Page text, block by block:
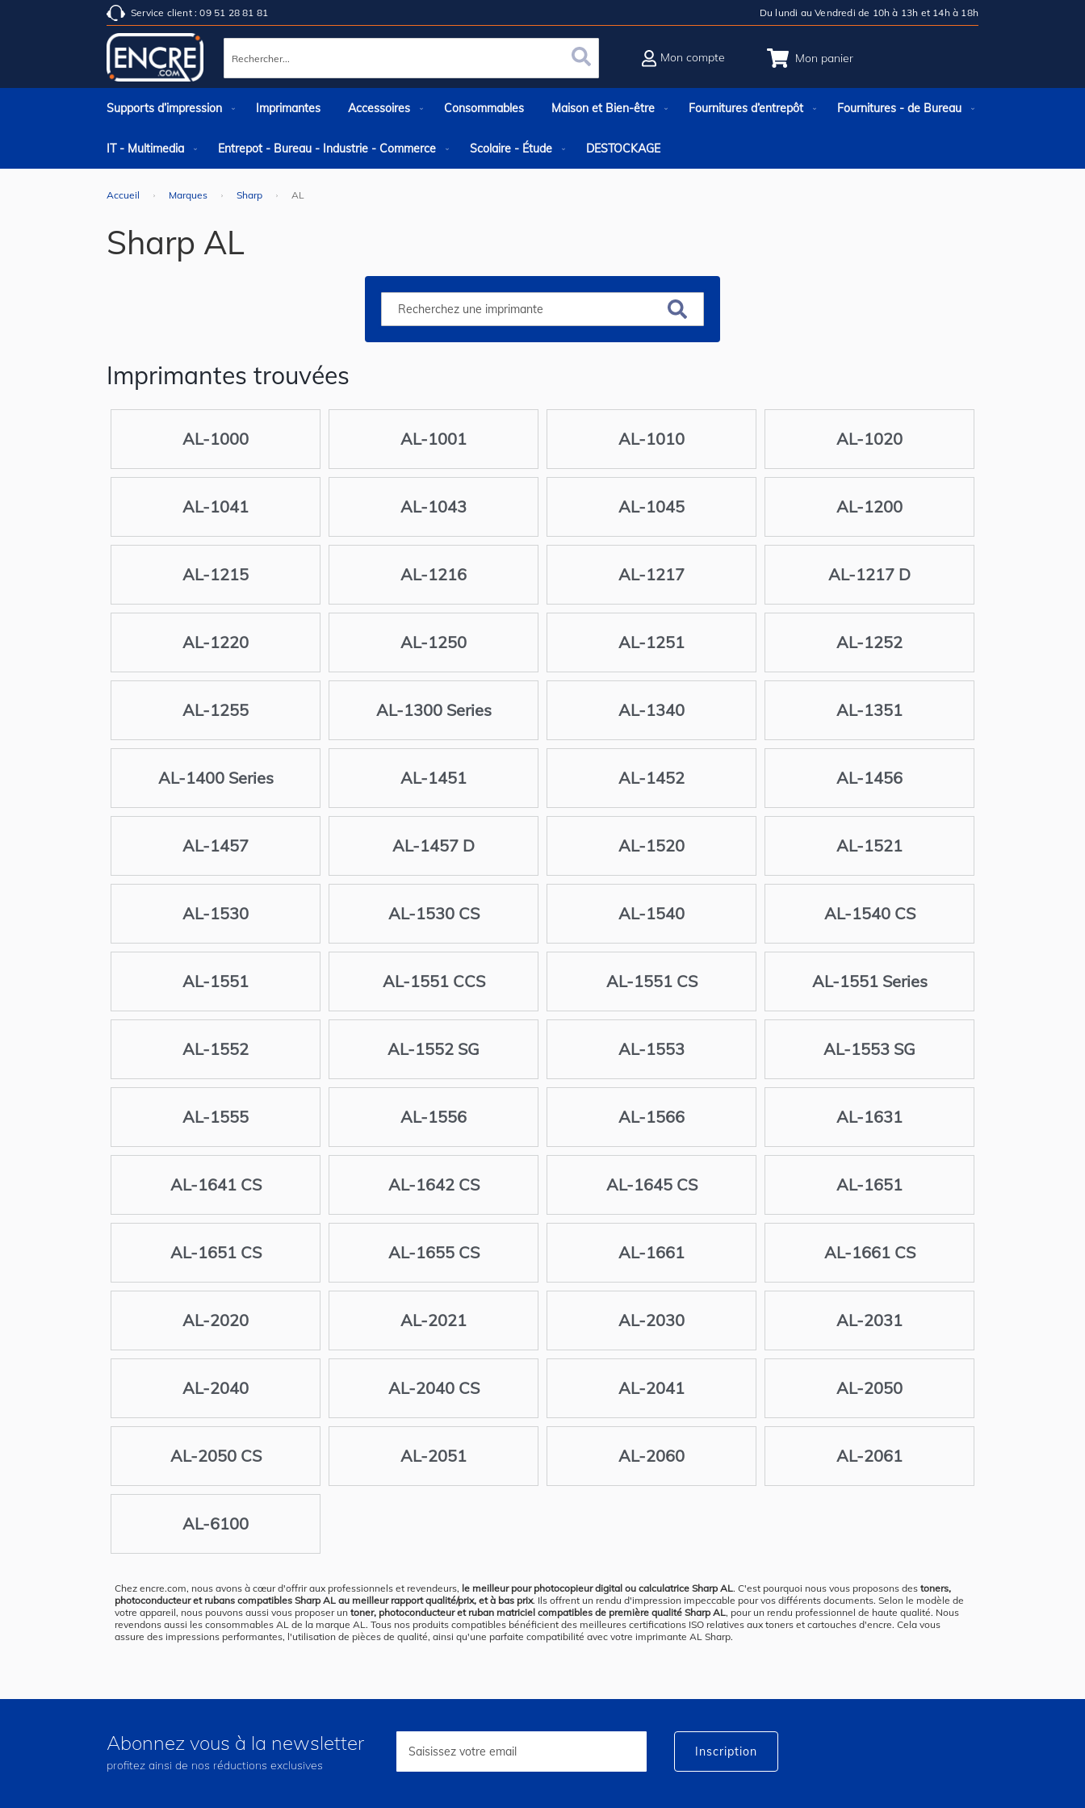
Service client : 09 51 28 81 81 Du lundi au Vendredi de 10h à 13h et 14h à 18h
Mon panier
Rechercher Rechercher
Mon compte
Supports d’impression Imprimantes Accessoires Consommables Maison et Bien-être Fournitures d’entrepôt Fournitures - de Bureau
IT - Multimedia Entrepot - Bureau - Industrie - Commerce Scolaire - Étude DESTOCKAGE
Accueil Marques Sharp AL
Sharp AL
Imprimantes trouvées
AL-1000 AL-1001 AL-1010 AL-1020
AL-1041 AL-1043 AL-1045 AL-1200
AL-1215 AL-1216 AL-1217 AL-1217 D
AL-1220 AL-1250 AL-1251 AL-1252
AL-1255 AL-1300 Series AL-1340 AL-1351
AL-1400 Series AL-1451 AL-1452 AL-1456
AL-1457 AL-1457 D AL-1520 AL-1521
AL-1530 AL-1530 CS AL-1540 AL-1540 CS
AL-1551 AL-1551 CCS AL-1551 CS AL-1551 Series
AL-1552 AL-1552 SG AL-1553 AL-1553 SG
AL-1555 AL-1556 AL-1566 AL-1631
AL-1641 CS AL-1642 CS AL-1645 CS AL-1651
AL-1651 CS AL-1655 CS AL-1661 AL-1661 CS
AL-2020 AL-2021 AL-2030 AL-2031
AL-2040 AL-2040 CS AL-2041 AL-2050
AL-2050 CS AL-2051 AL-2060 AL-2061
AL-6100
Chez encre.com, nous avons à cœur d'offrir aux professionnels et revendeurs, le meilleur pour photocopieur digital ou calculatrice Sharp AL. C'est pourquoi nous vous proposons des toners,
photoconducteur et rubans compatibles Sharp AL au meilleur rapport qualité/prix, et à bas prix. Ils offrent un rendu d'impression impeccable pour vos différents documents. Selon le modèle de
votre appareil, nous pouvons aussi vous proposer un toner, photoconducteur et ruban matriciel compatibles de première qualité Sharp AL, pour un rendu professionnel de haute qualité. Nous
revendons aussi les consommables AL de la marque AL. Tous nos produits compatibles bénéficient des meilleures certifications ISO relatives aux toners et cartouches d'encre. Cela vous
assure des impressions performantes, l'utilisation de pièces de qualité, ainsi qu'une parfaite compatibilité avec votre imprimante AL Sharp.
Abonnez vous à la newsletter
profitez ainsi de nos réductions exclusives
lettre
Inscription